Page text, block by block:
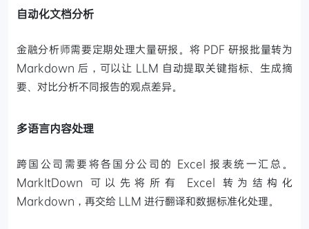
自动化文档分析
金融分析师需要定期处理大量研报。将 PDF 研报批量转为
Markdown 后，可以让 LLM 自动提取关键指标、生成摘
要、对比分析不同报告的观点差异。
多语言内容处理
跨国公司需要将各国分公司的 Excel 报表统一汇总。
MarkItDown 可以先将所有 Excel 转为结构化
Markdown，再交给 LLM 进行翻译和数据标准化处理。